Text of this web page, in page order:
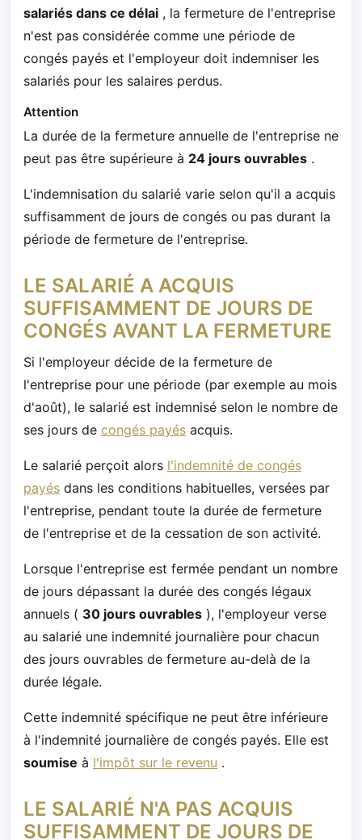
salariés dans ce délai , la fermeture de l'entreprise
n'est pas considérée comme une période de
congés payés et l'employeur doit indemniser les
salariés pour les salaires perdus.
Attention
La durée de la fermeture annuelle de l'entreprise ne
peut pas être supérieure à 24 jours ouvrables .
L'indemnisation du salarié varie selon qu'il a acquis
suffisamment de jours de congés ou pas durant la
période de fermeture de l'entreprise.
LE SALARIÉ A ACQUIS
SUFFISAMMENT DE JOURS DE
CONGÉS AVANT LA FERMETURE
Si l'employeur décide de la fermeture de
l'entreprise pour une période (par exemple au mois
d'août), le salarié est indemnisé selon le nombre de
ses jours de congés payés acquis.
Le salarié perçoit alors l'indemnité de congés
payés dans les conditions habituelles, versées par
l'entreprise, pendant toute la durée de fermeture
de l'entreprise et de la cessation de son activité.
Lorsque l'entreprise est fermée pendant un nombre
de jours dépassant la durée des congés légaux
annuels ( 30 jours ouvrables ), l'employeur verse
au salarié une indemnité journalière pour chacun
des jours ouvrables de fermeture au-delà de la
durée légale.
Cette indemnité spécifique ne peut être inférieure
à l'indemnité journalière de congés payés. Elle est
soumise à l'impôt sur le revenu .
LE SALARIÉ N'A PAS ACQUIS
SUFFISAMMENT DE JOURS DE